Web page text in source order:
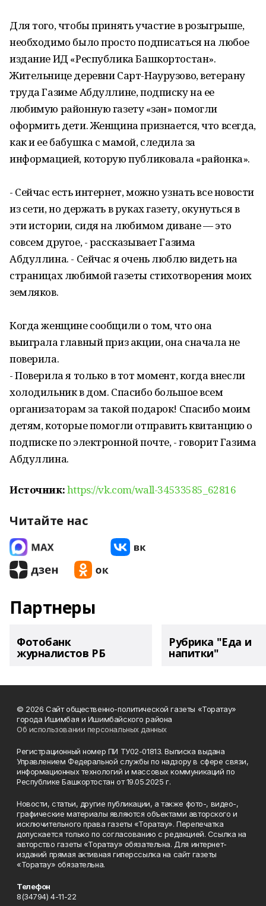
Для того, чтобы принять участие в розыгрыше,
необходимо было просто подписаться на любое
издание ИД «Республика Башкортостан».
Жительнице деревни Сарт-Наурузово, ветерану
труда Газиме Абдуллине, подписку на ее
любимую районную газету «Үзән» помогли
оформить дети. Женщина признается, что всегда,
как и ее бабушка с мамой, следила за
информацией, которую публиковала «районка».
- Сейчас есть интернет, можно узнать все новости
из сети, но держать в руках газету, окунуться в
эти истории, сидя на любимом диване — это
совсем другое, - рассказывает Газима
Абдуллина. - Сейчас я очень люблю видеть на
страницах любимой газеты стихотворения моих
земляков.
Когда женщине сообщили о том, что она
выиграла главный приз акции, она сначала не
поверила.
- Поверила я только в тот момент, когда внесли
холодильник в дом. Спасибо большое всем
организаторам за такой подарок! Спасибо моим
детям, которые помогли отправить квитанцию о
подписке по электронной почте, - говорит Газима
Абдуллина.
Источник:https://vk.com/wall-34533585_62816
Читайте нас
Партнеры
Фотобанк
журналистов РБ
Рубрика "Еда и
напитки"
© 2026 Сайт общественно-политической газеты «Торатау»
города Ишимбая и Ишимбайского района
Об использовании персональных данных
Регистрационный номер ПИ ТУ02-01813. Выписка выдана
Управлением Федеральной службы по надзору в сфере связи,
информационных технологий и массовых коммуникаций по
Республике Башкортостан от 19.05.2025 г.
Новости, статьи, другие публикации, а также фото-, видео-,
графические материалы являются объектами авторского и
исключительного права газеты «Торатау». Перепечатка
допускается только по согласованию с редакцией. Ссылка на
авторство газеты «Торатау» обязательна. Для интернет-
изданий прямая активная гиперссылка на сайт газеты
«Торатау» обязательна.
Телефон
8(34794) 4-11-22